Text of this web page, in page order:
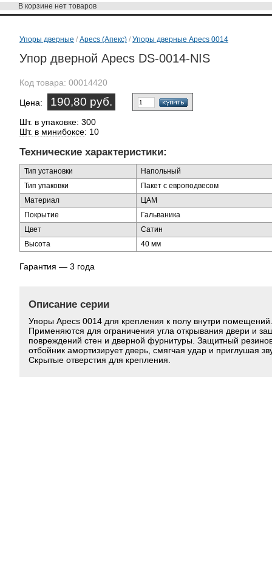
В корзине нет товаров
Упоры дверные / Apecs (Апекс) / Упоры дверные Apecs 0014
Упор дверной Apecs DS-0014-NIS
Код товара: 00014420
Цена: 190,80 руб.
Шт. в упаковке: 300
Шт. в минибоксе: 10
Технические характеристики:
Тип установки
Напольный
Тип упаковки
Пакет с европодвесом
Материал
ЦАМ
Покрытие
Гальваника
Цвет
Сатин
Высота
40 мм
Гарантия — 3 года
Описание серии
Упоры Apecs 0014 для крепления к полу внутри помещений.
Применяются для ограничения угла открывания двери и
повреждений стен и дверной фурнитуры. Защитный
отбойник амортизирует дверь, смягчая удар и приглушая
Скрытые отверстия для крепления.